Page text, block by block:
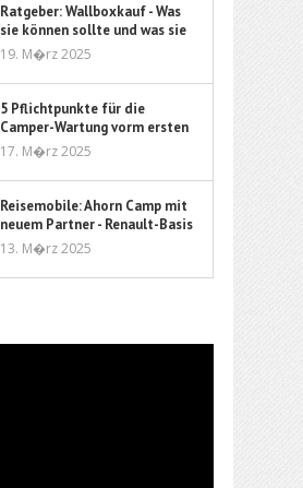
Ratgeber: Wallboxkauf - Was
sie können sollte und was sie
kostet
19. M�rz 2025
5 Pflichtpunkte für die
Camper-Wartung vorm ersten
Urlaub
17. M�rz 2025
Reisemobile: Ahorn Camp mit
neuem Partner - Renault-Basis
für neue Partner?
13. M�rz 2025